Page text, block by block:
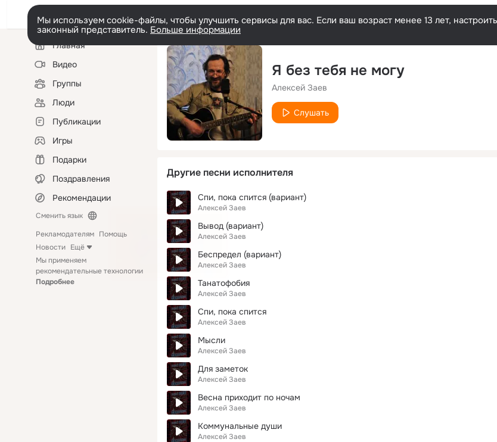
Мы используем cookie-файлы, чтобы улучшить сервисы для вас. Если ваш возраст менее 13 лет,
законный представитель. Больше информации
Левая
колонкаГлавная
Видео
Группы
Люди
Публикации
Игры
Подарки
Поздравления
Рекомендации
Сменить язык
Рекламодателям Помощь
Новости Ещё
Мы применяем
рекомендательные технологии
Подробнее
Я без тебя не могу
Алексей Заев
Слушать
Другие песни исполнителя
Спи, пока спится (вариант)
Алексей Заев
Вывод (вариант)
Алексей Заев
Беспредел (вариант)
Алексей Заев
Танатофобия
Алексей Заев
Спи, пока спится
Алексей Заев
Мысли
Алексей Заев
Для заметок
Алексей Заев
Весна приходит по ночам
Алексей Заев
Коммунальные души
Алексей Заев